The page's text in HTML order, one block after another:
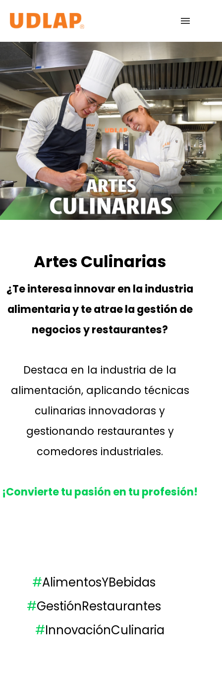
Licenciaturas
Admisiones
English
Artes Culinarias
¿Te interesa innovar en la industria
alimentaria y te atrae la gestión de
negocios y restaurantes?
Destaca en la industria de la
alimentación, aplicando técnicas
culinarias innovadoras y
gestionando restaurantes y
comedores industriales.
¡Convierte tu pasión en tu profesión!
#AlimentosYBebidas
#GestiónRestaurantes
#InnovaciónCulinaria